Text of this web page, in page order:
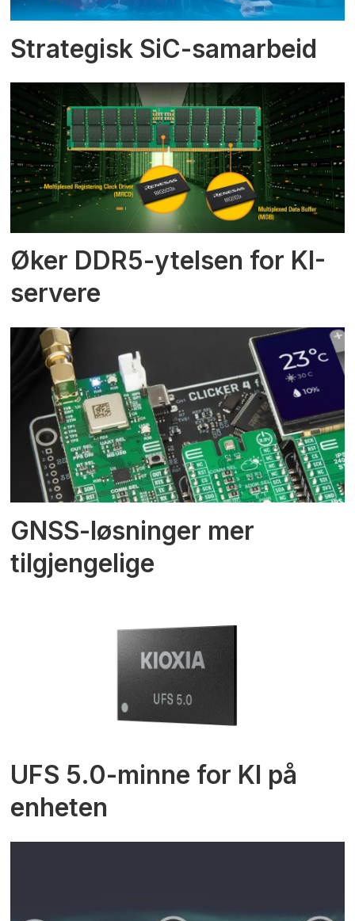
Strategisk SiC-samarbeid
Øker DDR5-ytelsen for KI-
servere
GNSS-løsninger mer
tilgjengelige
UFS 5.0-minne for KI på
enheten